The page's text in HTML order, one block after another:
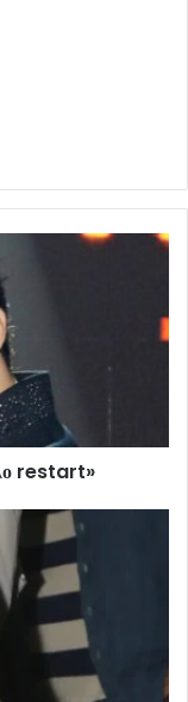
restart»